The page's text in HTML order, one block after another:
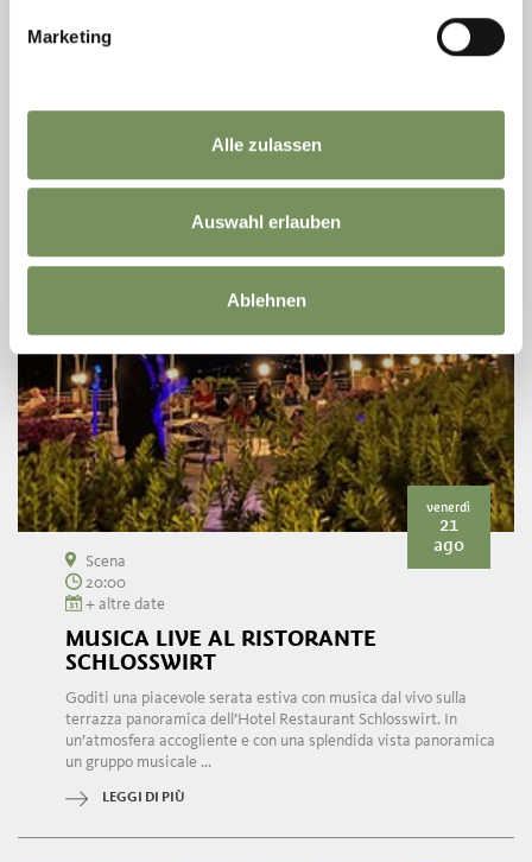
Marketing
Alle zulassen
Auswahl erlauben
Ablehnen
a un’esperienza musicale speciale nel cortile interno di Castel
Schenna! Sotto la direzione del capobanda Martin Wieser, ti
venerdì
21
ago
Scena
20:00
+ altre date
MUSICA LIVE AL RISTORANTE
SCHLOSSWIRT
Goditi una piacevole serata estiva con musica dal vivo sulla
terrazza panoramica dell’Hotel Restaurant Schlosswirt. In
un’atmosfera accogliente e con una splendida vista panoramica
un gruppo musicale ...
LEGGI DI PIÙ